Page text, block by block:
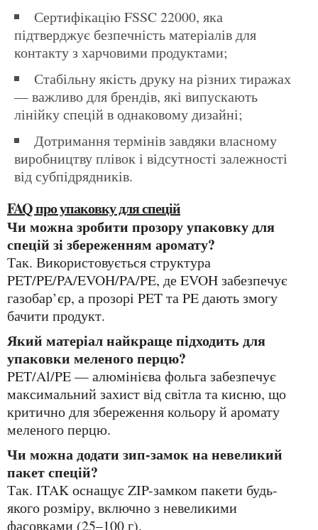
сертифікацію FSSC 22000, яка
підтверджує безпечність матеріалів для
контакту з харчовими продуктами;
стабільну якість друку на різних тиражах
— важливо для брендів, які випускають
лінійку спецій в однаковому дизайні;
дотримання термінів завдяки власному
виробництву плівок і відсутності залежності
від субпідрядників.
FAQ про упаковку для спецій
Чи можна зробити прозору упаковку для
спецій зі збереженням аромату?
Так. Використовується структура
PET/PE/PA/EVOH/PA/PE, де EVOH забезпечує
газобар’єр, а прозорі PET та PE дають змогу
бачити продукт.
Який матеріал найкраще підходить для
упаковки меленого перцю?
PET/Al/PE — алюмінієва фольга забезпечує
максимальний захист від світла та кисню, що
критично для збереження кольору й аромату
меленого перцю.
Чи можна додати зип-замок на невеликий
пакет спецій?
Так. ITAK оснащує ZIP-замком пакети будь-
якого розміру, включно з невеликими
фасовками (25–100 г).